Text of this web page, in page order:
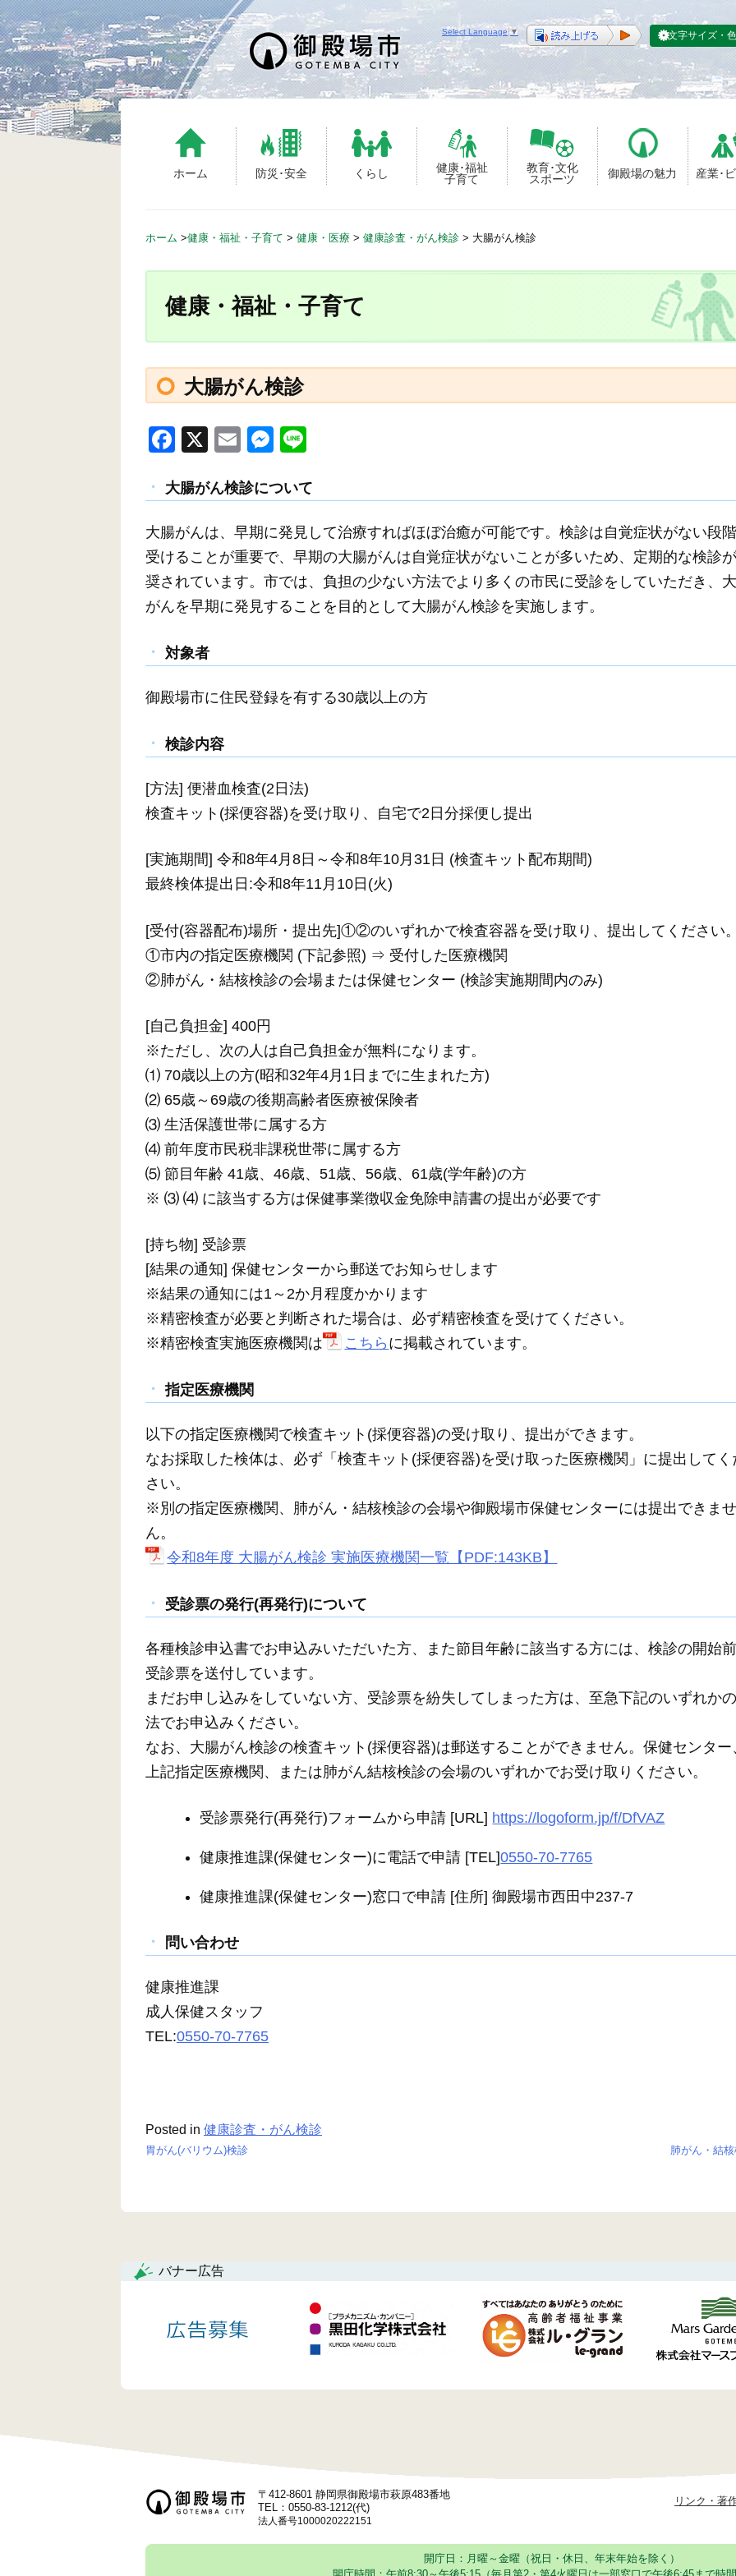
S
k
i
p
t
o
c
ホーム 防災･安全 くらし
健康･福祉
子育て
教育･文化
スポーツ
御殿場の魅力 産業･
Select Language ▼ 文字サイズ・
ホーム >健康・福祉・子育て > 健康・医療 > 健康診査・がん検診 > 大腸がん検診
健康・福祉・子育て
大腸がん検診
F
c
e
b
o
o
k
X
E
ail
M
ss
e
n
g
er
e
大腸がん検診について
大腸がんは、早期に発見して治療すればほぼ治癒が可能です。検診は自覚症状がない段
受けることが重要で、早期の大腸がんは自覚症状がないことが多いため、定期的な検診
奨されています。市では、負担の少ない方法でより多くの市民に受診をしていただき、
がんを早期に発見することを目的として大腸がん検診を実施します。
対象者
御殿場市に住民登録を有する30歳以上の方
検診内容
[方法] 便潜血検査(2日法)
検査キット(採便容器)を受け取り、自宅で2日分採便し提出
[実施期間] 令和8年4月8日～令和8年10月31日 (検査キット配布期間)
最終検体提出日:令和8年11月10日(火)
[受付(容器配布)場所・提出先]①②のいずれかで検査容器を受け取り、提出してください
①市内の指定医療機関 (下記参照) ⇒ 受付した医療機関
②肺がん・結核検診の会場または保健センター (検診実施期間内のみ)
[自己負担金] 400円
※ただし、次の人は自己負担金が無料になります。
⑴ 70歳以上の方(昭和32年4月1日までに生まれた方)
⑵ 65歳～69歳の後期高齢者医療被保険者
⑶ 生活保護世帯に属する方
⑷ 前年度市民税非課税世帯に属する方
⑸ 節目年齢 41歳、46歳、51歳、56歳、61歳(学年齢)の方
※ ⑶ ⑷ に該当する方は保健事業徴収金免除申請書の提出が必要です
[持ち物] 受診票
[結果の通知] 保健センターから郵送でお知らせします
※結果の通知には1～2か月程度かかります
※精密検査が必要と判断された場合は、必ず精密検査を受けてください。
※精密検査実施医療機関は
こちら に掲載されています。
指定医療機関
以下の指定医療機関で検査キット(採便容器)の受け取り、提出ができます。
なお採取した検体は、必ず「検査キット(採便容器)を受け取った医療機関」に提出してく
さい。
※別の指定医療機関、肺がん・結核検診の会場や御殿場市保健センターには提出できませ
ん。
令和8年度 大腸がん検診 実施医療機関一覧【PDF:143KB】
受診票の発行(再発行)について
各種検診申込書でお申込みいただいた方、また節目年齢に該当する方には、検診の開始
受診票を送付しています。
まだお申し込みをしていない方、受診票を紛失してしまった方は、至急下記のいずれか
法でお申込みください。
なお、大腸がん検診の検査キット(採便容器)は郵送することができません。保健センター
上記指定医療機関、または肺がん結核検診の会場のいずれかでお受け取りください。
受診票発行(再発行)フォームから申請 [URL] https://logoform.jp/f/DfVAZ
健康推進課(保健センター)に電話で申請 [TEL]0550-70-7765
健康推進課(保健センター)窓口で申請 [住所] 御殿場市西田中237-7
問い合わせ
健康推進課
成人保健スタッフ
TEL:0550-70-7765
Posted in 健康診査・がん検診
ョ
胃がん(バリウム)検診 肺がん・結
バナー広告
〒412-8601 静岡県御殿場市萩原483番地
TEL：0550-83-1212(代)
法人番号1000020222151
リンク・著
開庁日：月曜～金曜（祝日・休日、年末年始を除く）